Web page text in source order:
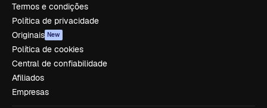
Termos e condições
Política de privacidade
Originais New
Política de cookies
Central de confiabilidade
Afiliados
Empresas